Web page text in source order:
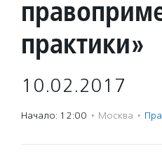
практики»
10.02.2017
Начало: 12:00 · Москва ·